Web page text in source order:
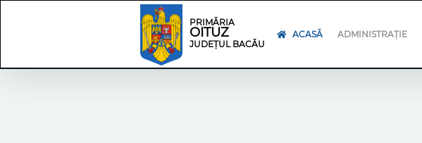
PRIMĂRIA
OITUZ
JUDEȚUL BACĂU
ACASĂ ADMINISTRAȚIE